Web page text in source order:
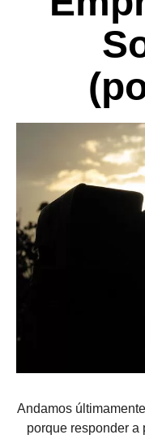
Andamos
porque responder a